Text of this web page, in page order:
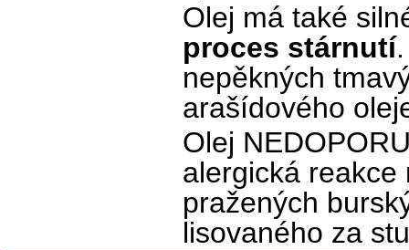
Olej má také
proces stárnutí
nepěkných
arašídového
Olej
alergická
pražených
lisovaného za